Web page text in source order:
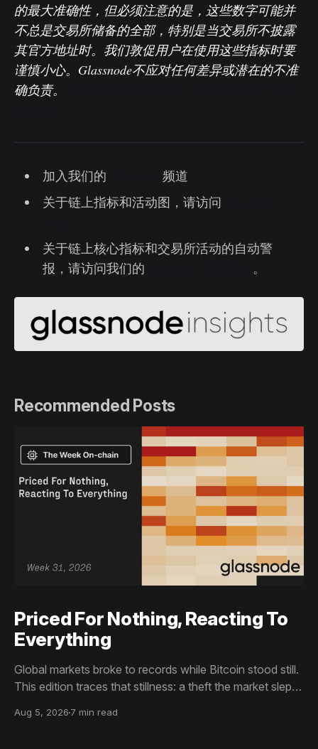
的最大准确性，但必须注意的是，这些数字可能并
不总是交易所储备的全部，特别是当交易所不披露
其官方地址时。我们敦促用户在使用这些指标时要
谨慎小心。Glassnode不应对任何差异或潜在的不准
确负责。
加入我们的
频道
关于链上指标和活动图，请访问
关于链上核心指标和交易所活动的自动警
报，请访问我们的
。
Recommended Posts
Priced For Nothing, Reacting To
Everything
Global markets broke to records while Bitcoin stood still.
This edition traces that stillness: a theft the market slept
than capitulation, and an options market priced for
Aug 5, 2026 7 min read